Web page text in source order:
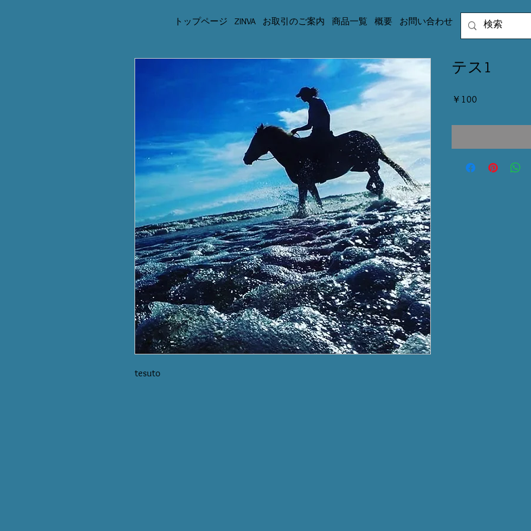
トップページ ZINVA お取引のご案内 商品一覧 概要 お問い合わせ
tesuto
テス1
￥100